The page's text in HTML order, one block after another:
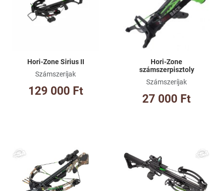
Gyorsnézet
Hori-Zone Sirius II
Számszeríjak
129 000 Ft
Hori-Zone
számszerpisztoly
Számszeríjak
27 000 Ft
Kívánságlistához adom
Összehasonlításhoz adom